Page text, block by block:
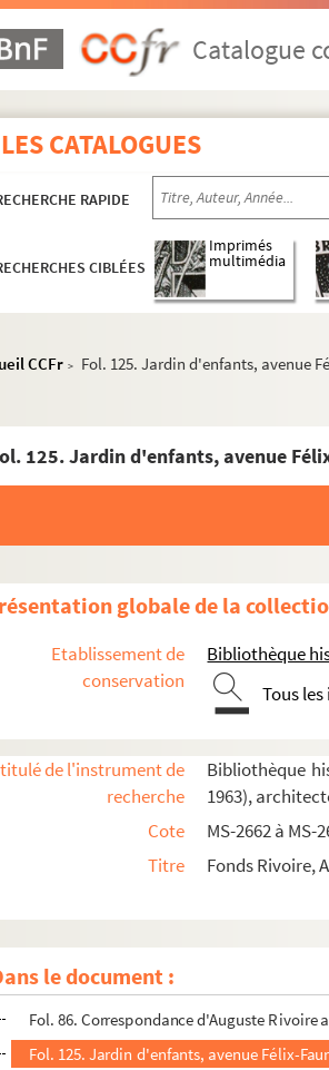
Catalogue
LES CATALOGUES
RAPIDE
CIBLÉES
Imprimés
multimédia
CCFr > Fol. 125. Jardin d'enfants, avenue
125. Jardin d'enfants, avenue
globale de la
Etablissement de
conservation
Bibliothèque
Tous
de l'instrument de
recherche
Bibliothèque
1963),
Cote
MS-2662 à MS-
Titre
Fonds Rivoire,
le document :
4-MS-2662. Documents relatifs à l'Asile
2-MS-2663. Documents relatifs à l'Asile
4-MS-2664. Documents relatifs à la
Fol. 1. École des Jardinières sociales, 3
Fol. 55. Comptes
Fol. 86. Correspondance d'Auguste
Fol. 125. Jardin d'enfants, avenue Félix-